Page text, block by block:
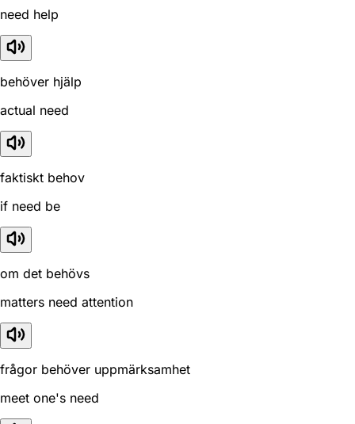
need help
behöver hjälp
actual need
faktiskt behov
if need be
om det behövs
matters need attention
frågor behöver uppmärksamhet
meet one's need